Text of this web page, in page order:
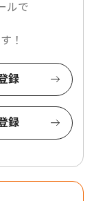
ルで
！
録
録